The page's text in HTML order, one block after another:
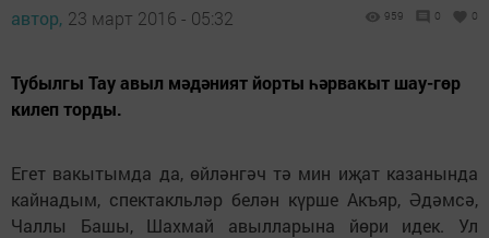
автор, 23 март 2016 - 05:32 959 0 0
Тубылгы Тау авыл мәдәният йорты һәрвакыт шау-гөр
килеп торды.
Егет вакытымда да, өйләнгәч тә мин иҗат казанында
кайнадым, спектакльләр белән күрше Акъяр, Әдәмсә,
Чаллы Башы, Шахмай авылларына йөри идек. Ул